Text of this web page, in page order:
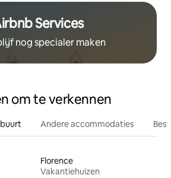
Services
nog specialer maken
om te verkennen
Andere accommodaties
Florence
Vakantiehuizen